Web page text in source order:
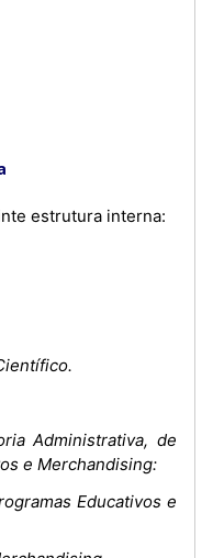
estrutura interna:
Administrativa, de
e Merchandising:
Educativos e